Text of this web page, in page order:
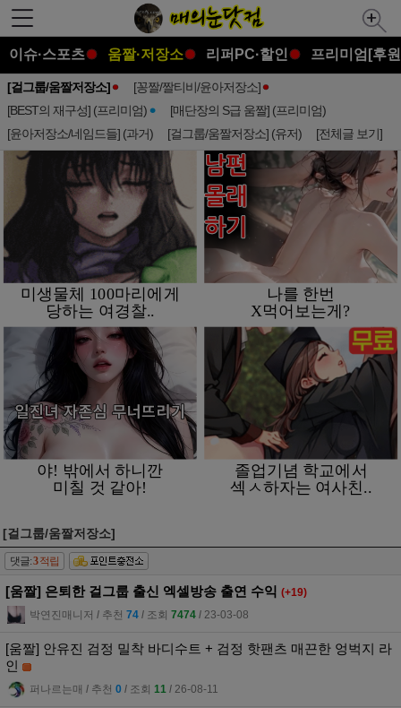
이슈·스포츠 움짤·저장소 리퍼PC·할인 프리미엄[후
[걸그룹/움짤저장소]
[꽁짤/짤티비/윤아저장소]
[BEST의 재구성] (프리미엄)
[매단장의 S급 움짤] (프리미엄)
[윤아저장소/네임드들] (과거)
[걸그룹/움짤저장소] (유저) [전체글 보기]
[걸그룹/움짤저장소]
댓글:3적립
[움짤] 은퇴한 걸그룹 출신 엑셀방송 출연 수익 (+19)
박연진매니저 l 추천 74 l 조회 7474 l 23-03-08
[움짤] 안유진 검정 밀착 바디수트 + 검정 핫팬츠 매끈한 엉벅지 라
인
퍼나르는매 l 추천 0 l 조회 11 l 26-08-11